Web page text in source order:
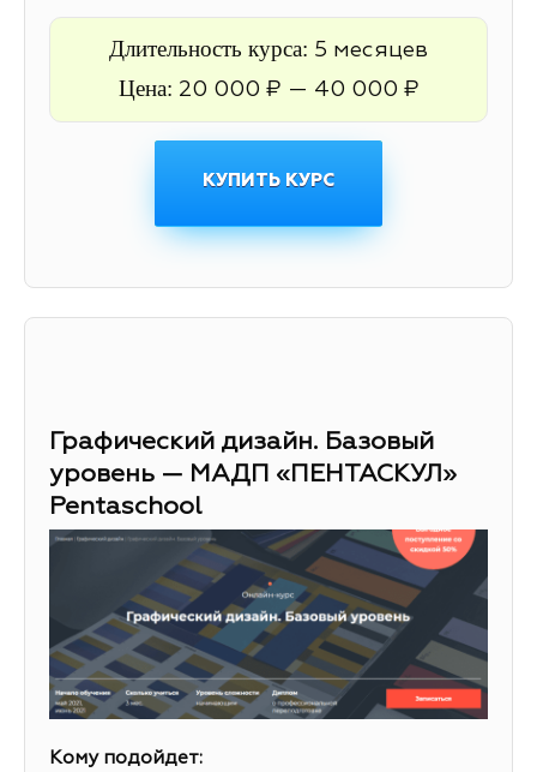
Длительность курса: 5 месяцев
Цена: 20 000 ₽ — 40 000 ₽
КУПИТЬ КУРС
Графический дизайн. Базовый
уровень — МАДП «ПЕНТАСКУЛ»
Pentaschool
Кому подойдет: